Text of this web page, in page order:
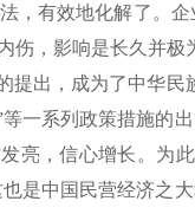
，有效地化解了。
伤，影响是长久并极
出，成为了中华
一系列政策措施的
亮，信心增长。为
是中国民营经济之